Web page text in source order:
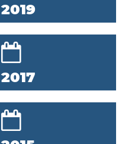
2019
2017